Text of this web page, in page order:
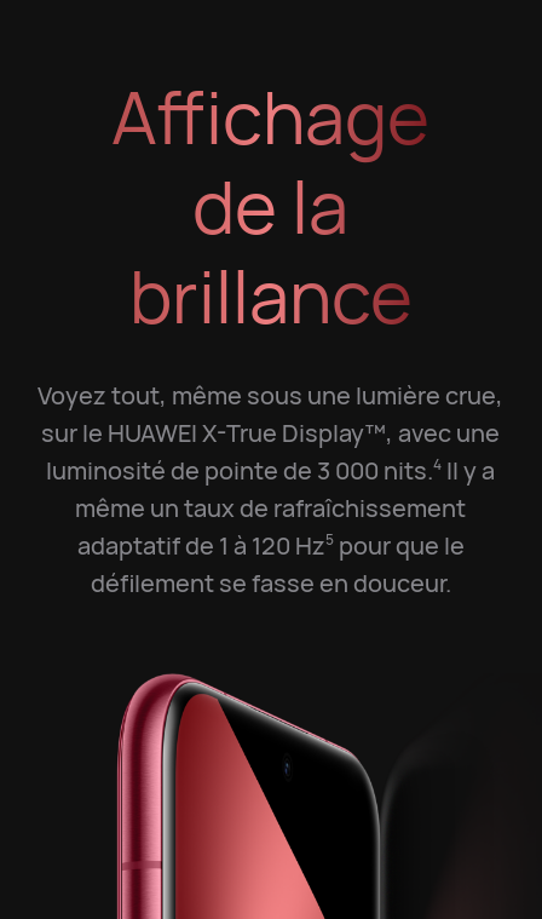
Affichage
de la
brillance
Voyez tout, même sous une lumière crue,
sur le HUAWEI X-True Display™, avec une
luminosité de pointe de 3 000 nits.4 Il y a
même un taux de rafraîchissement
adaptatif de 1 à 120 Hz5pour que le
défilement se fasse en douceur.